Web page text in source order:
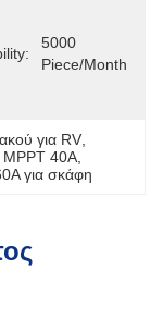
5000
Piece/month
για RV
MPPT 40A
για σκάφη